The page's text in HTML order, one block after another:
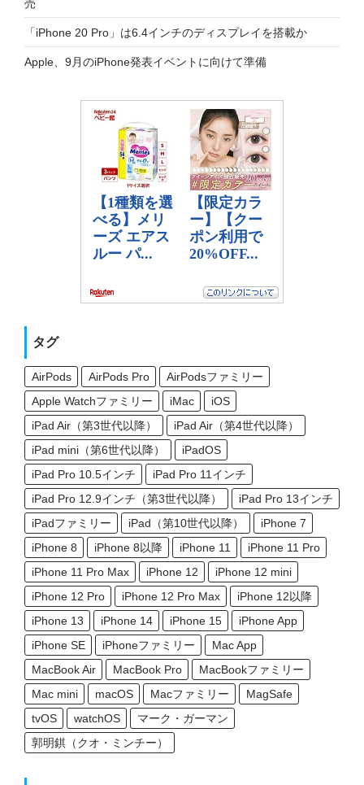
売
「iPhone 20 Pro」は6.4インチのディスプレイを搭載か
Apple、9月のiPhone発表イベントに向けて準備
タグ
AirPods AirPods Pro
AirPodsファミリー
Apple Watchファミリー
iMac
iOS
iPad Air（第3世代以降）
iPad Air（第4世代以降）
iPad mini（第6世代以降）
iPadOS
iPad Pro 10.5インチ
iPad Pro 11インチ
iPad Pro 12.9インチ（第3世代以降）
iPad Pro 13インチ
iPadファミリー
iPad（第10世代以降）
iPhone 7
iPhone 8
iPhone 8以降 iPhone 11
iPhone 11 Pro
iPhone 11 Pro Max
iPhone 12
iPhone 12 mini
iPhone 12 Pro
iPhone 12 Pro Max
iPhone 12以降
iPhone 13
iPhone 14 iPhone 15
iPhone App
iPhone SE
iPhoneファミリー
Mac App
MacBook Air
MacBook Pro
MacBookファミリー
Mac mini
macOS Macファミリー
MagSafe
tvOS
watchOS
マーク・ガーマン
郭明錤（クオ・ミンチー）